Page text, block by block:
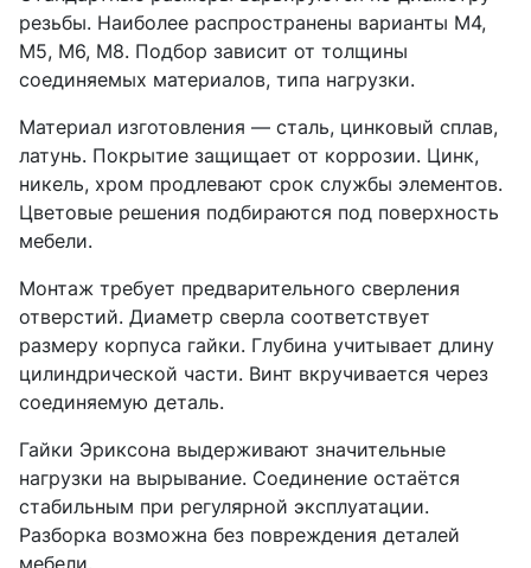
резьбы. Наиболее распространены варианты М4,
М5, М6, М8. Подбор зависит от толщины
соединяемых материалов, типа нагрузки.
Материал изготовления — сталь, цинковый сплав,
латунь. Покрытие защищает от коррозии. Цинк,
никель, хром продлевают срок службы элементов.
Цветовые решения подбираются под поверхность
мебели.
Монтаж требует предварительного сверления
отверстий. Диаметр сверла соответствует
размеру корпуса гайки. Глубина учитывает длину
цилиндрической части. Винт вкручивается через
соединяемую деталь.
Гайки Эриксона выдерживают значительные
нагрузки на вырывание. Соединение остаётся
стабильным при регулярной эксплуатации.
Разборка возможна без повреждения деталей
мебели.